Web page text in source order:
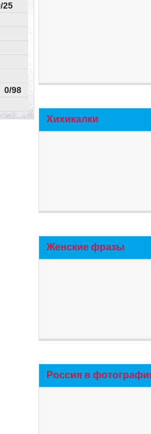
0/98
Хихикалки
Женские фразы
Россия в